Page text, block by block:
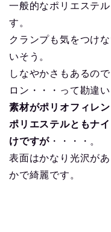
一般的なポリエステ
す。
クランプも気をつけ
いそう。
しなやかさもあるの
ロン・・・って勘違
素材がポリオフィレ
ポリエステルともナ
けですが ・・・・。
表面はかなり光沢が
かで綺麗です。